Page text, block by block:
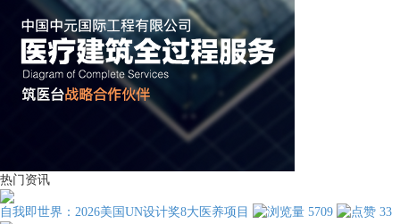
热门资讯
自我即世界：2026美国UN设计奖8大医养项目 5709 33